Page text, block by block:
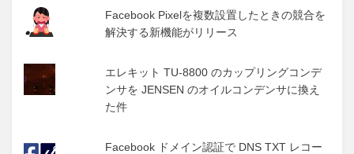
Facebook Pixelを複数設置したときの競合を
解決する新機能がリリース
エレキット TU-8800 のカップリングコンデ
ンサを JENSEN のオイルコンデンサに換え
た件
Facebook ドメイン認証で DNS TXT レコー